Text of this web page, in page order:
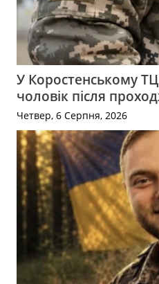
У Коростенському
чоловік після
Четвер, 6 Серпня, 2026